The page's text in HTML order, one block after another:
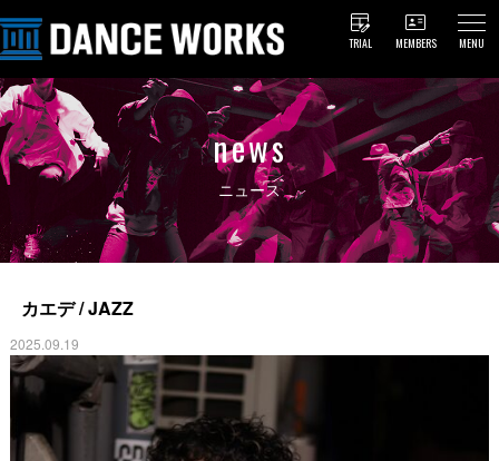
TRIAL MEMBERS MENU
news
ニュース
カエデ / JAZZ
2025.09.19